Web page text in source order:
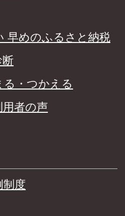
早めのふるさと納税
断
る・つかえる
者の声
制度